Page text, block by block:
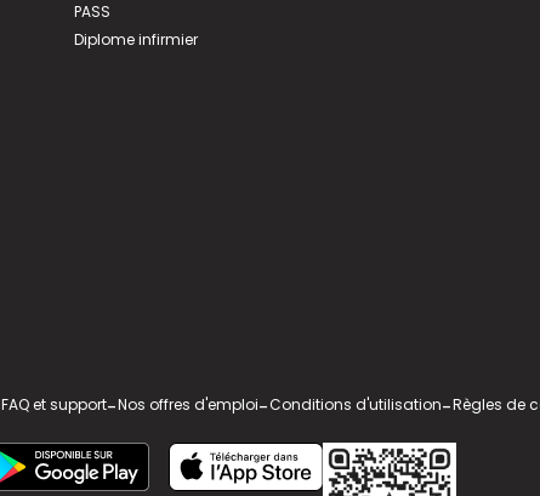
PASS
Diplome infirmier
FAQ et support-Nos offres d'emploi-Conditions d'utilisation-Règles de